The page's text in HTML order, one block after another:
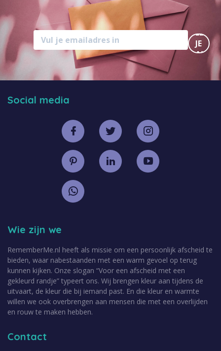
MELD
JE
AAN
Contact
Wie zijn we
RememberMe.nl heeft als missie om een persoonlijk afscheid te
bieden, waar nabestaanden met een warm gevoel op terug
kunnen kijken. Onze slogan “Voor een afscheid met een
gekleurd randje” typeert ons. Wij brengen kleur aan tijdens de
uitvaart, de kleur die bij iemand past. En die kleur en warmte
willen we ook overbrengen aan mensen die met een overlijden
en rouw te maken hebben.
Social media